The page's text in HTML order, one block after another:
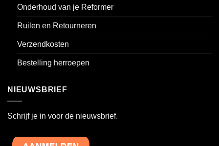
Onderhoud van je Reformer
Ruilen en Retourneren
Verzendkosten
Bestelling herroepen
NIEUWSBRIEF
Schrijf je in voor de nieuwsbrief.